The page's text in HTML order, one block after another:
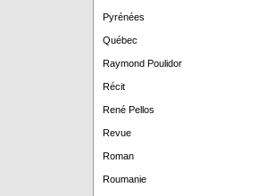
Pyrénées
Québec
Raymond Poulidor
Récit
René Pellos
Revue
Roman
Roumanie